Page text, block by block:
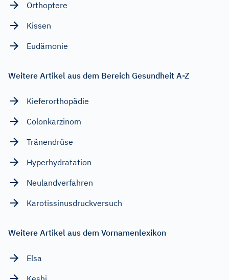
Orthoptere
Kissen
Eudämonie
Weitere Artikel aus dem Bereich Gesundheit A-Z
Kieferorthopädie
Colonkarzinom
Tränendrüse
Hyperhydratation
Neulandverfahren
Karotissinusdruckversuch
Weitere Artikel aus dem Vornamenlexikon
Elsa